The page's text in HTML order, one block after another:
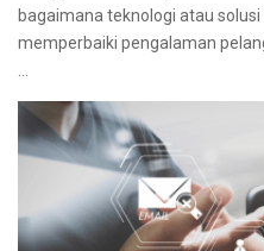
bagaimana teknologi atau
memperbaiki pengalaman
…